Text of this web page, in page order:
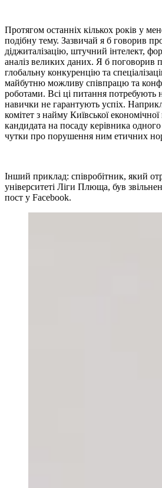
Протягом останніх кількох років у
подібну тему. Зазвичай я б говорив
діджиталізацію, штучний інтелект,
аналіз великих даних. Я б поговорив
глобальну конкуренцію та
майбутню можливу співпрацю та
роботами. Всі ці питання потребують
навички не гарантують успіх.
комітет з найму Київської
кандидата на посаду керівника одного
чутки про порушення ним етичних
Інший приклад: співробітник, який
університеті Ліги Плюща, був
пост у Facebook.